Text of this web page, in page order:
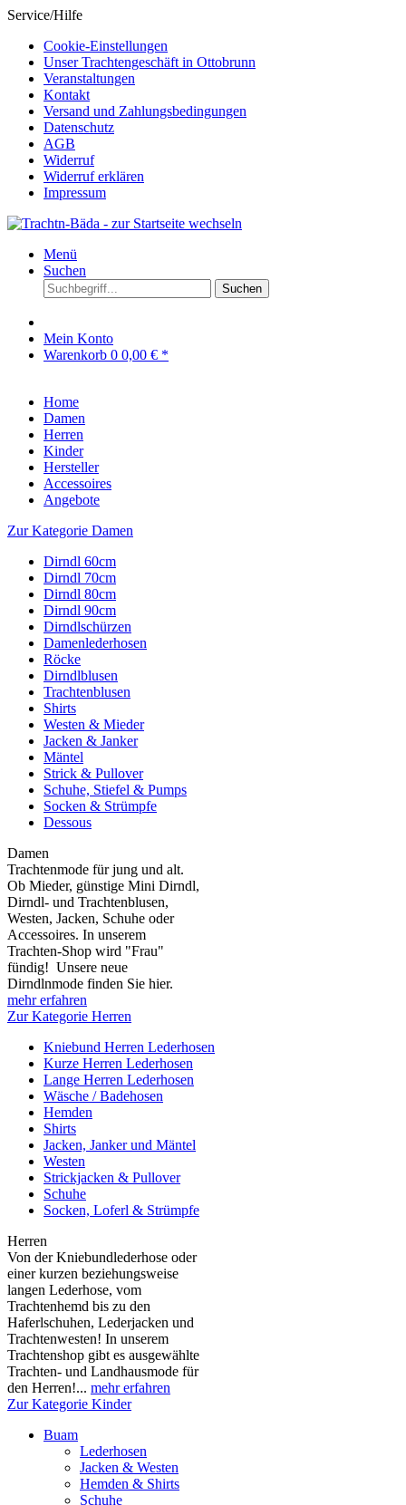
Service/Hilfe
Cookie-Einstellungen
Unser Trachtengeschäft in Ottobrunn
Veranstaltungen
Kontakt
Versand und Zahlungsbedingungen
Datenschutz
AGB
Widerruf
Widerruf erklären
Impressum
Menü
Suchen
Suchen
Mein Konto
Warenkorb 0 0,00 € *
Home
Damen
Herren
Kinder
Hersteller
Accessoires
Angebote
Zur Kategorie Damen
Dirndl 60cm
Dirndl 70cm
Dirndl 80cm
Dirndl 90cm
Dirndlschürzen
Damenlederhosen
Röcke
Dirndlblusen
Trachtenblusen
Shirts
Westen & Mieder
Jacken & Janker
Mäntel
Strick & Pullover
Schuhe, Stiefel & Pumps
Socken & Strümpfe
Dessous
Damen
Trachtenmode für jung und alt.
Ob Mieder, günstige Mini Dirndl,
Dirndl- und Trachtenblusen,
Westen, Jacken, Schuhe oder
Accessoires. In unserem
Trachten-Shop wird "Frau"
fündig! Unsere neue
Dirndlnmode finden Sie hier.
mehr erfahren
Zur Kategorie Herren
Kniebund Herren Lederhosen
Kurze Herren Lederhosen
Lange Herren Lederhosen
Wäsche / Badehosen
Hemden
Shirts
Jacken, Janker und Mäntel
Westen
Strickjacken & Pullover
Schuhe
Socken, Loferl & Strümpfe
Herren
Von der Kniebundlederhose oder
einer kurzen beziehungsweise
langen Lederhose, vom
Trachtenhemd bis zu den
Haferlschuhen, Lederjacken und
Trachtenwesten! In unserem
Trachtenshop gibt es ausgewählte
Trachten- und Landhausmode für
den Herren!... mehr erfahren
Zur Kategorie Kinder
Buam
Lederhosen
Jacken & Westen
Hemden & Shirts
Schuhe